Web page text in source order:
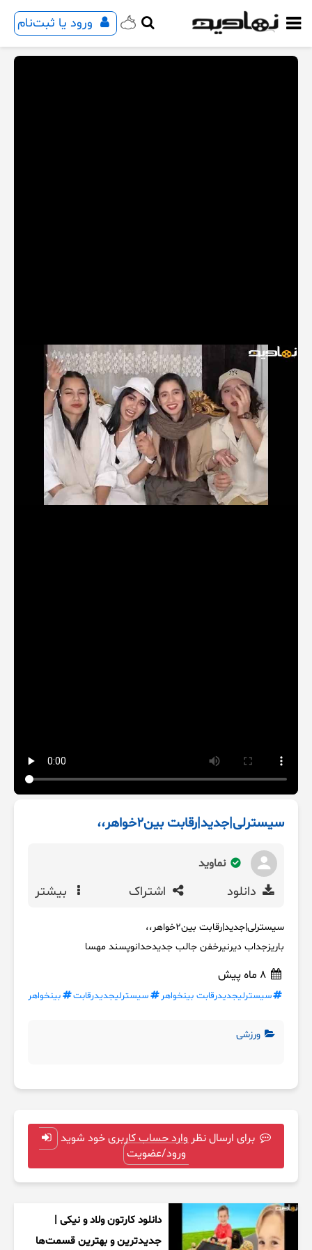
ورود یا ثبت‌نام
سیسترلی|جدید|رقابت بین۲خواهر،،
نماوید
دانلود اشتراک بیشتر
سیسترلی|جدید|رقابت بین۲خواهر،،
باریزجداب دیرنیرخفن جالب جدیدحدانوپسند مهسا
8 ماه پیش
سیسترلیجدیدرقابت بینخواهر سیسترلیجدیدرقابت بینخواهر
ورزشی
برای ارسال نظر وارد حساب کاربری خود شوید
ورود/عضویت
دانلود کارتون ولاد و نیکی |
جدیدترین و بهترین قسمت‌ها